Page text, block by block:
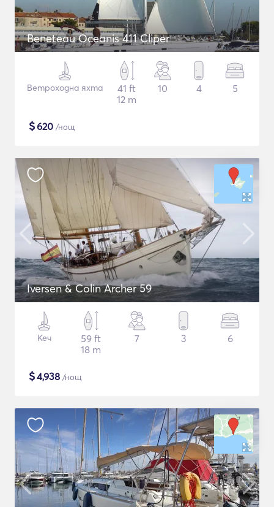
Beneteau Oceanis 411 Cliper
Ветроходна яхта
41 ft
12 m
10 4 5
$620 /нощ
Iversen & Colin Archer 59
Кеч
59 ft
18 m
7 3 6
$4,938 /нощ